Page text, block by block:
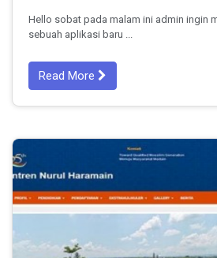
Hello sobat pada malam ini admin ingin
sebuah aplikasi baru ...
Read More